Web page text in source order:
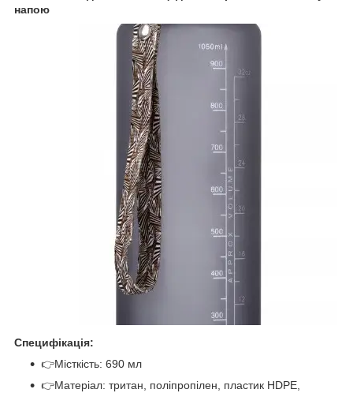
напою
Специфікація:
👉Місткість: 690 мл
👉Матеріал: тритан, поліпропілен, пластик HDPE,